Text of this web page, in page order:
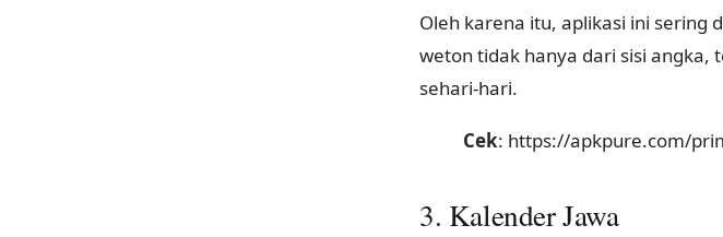
Oleh karena itu, aplikasi ini sering
weton tidak hanya dari sisi angka,
sehari-hari.
Cek: https://apkpure.com/
3. Kalender Jawa